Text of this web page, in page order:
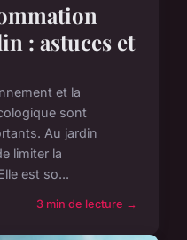
: astuces et
et la
sont
Au jardin
limiter la
est so...
3 min de lecture →